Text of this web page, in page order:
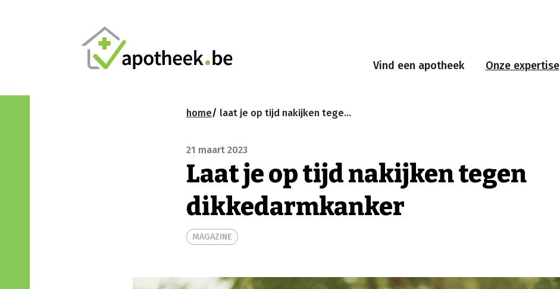
Vind een apotheek Onze expertise
home laat je op tijd nakijken tegen dikkedarmkanker
21 maart 2023
Laat je op tijd nakijken tegen
dikkedarmkanker
MAGAZINE